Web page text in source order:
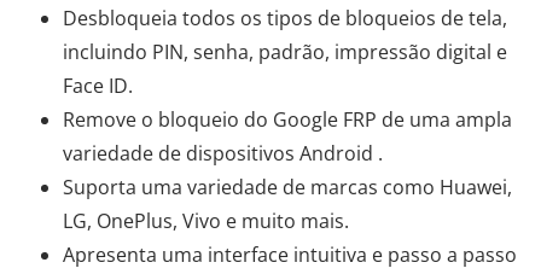
Desbloqueia todos os tipos de bloqueios de tela,
incluindo PIN, senha, padrão, impressão digital e
Face ID.
Remove o bloqueio do Google FRP de uma ampla
variedade de dispositivos Android .
Suporta uma variedade de marcas como Huawei,
LG, OnePlus, Vivo e muito mais.
Apresenta uma interface intuitiva e passo a passo